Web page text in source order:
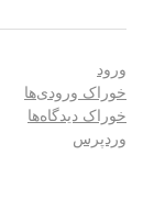
ورود
خوراک ورودی‌ها
خوراک دیدگاه‌ها
وردپرس